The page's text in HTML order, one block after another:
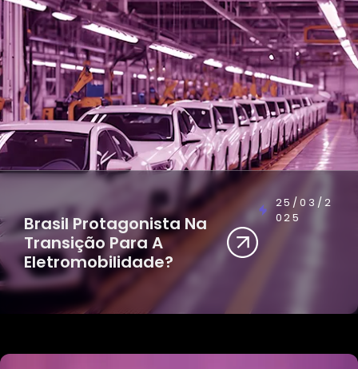
Brasil Protagonista Na
Transição Para A
Eletromobilidade?
25/03/2
025